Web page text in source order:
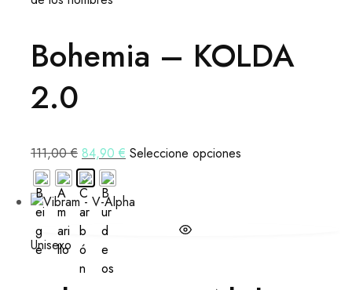
Bohemia – KOLDA
2.0
111,00€ 84,90 € Seleccione opciones
Unisexo